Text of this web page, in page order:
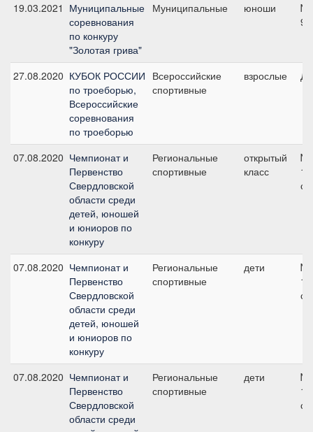
19.03.2021 Муниципальные
соревнования
по конкуру
"Золотая грива"
Муниципальные юноши
27.08.2020 КУБОК РОССИИ
по троеборью,
Всероссийские
соревнования
по троеборью
Всероссийские
спортивные
взрослые
07.08.2020 Чемпионат и
Первенство
Свердловской
области среди
детей, юношей
и юниоров по
конкуру
Региональные
спортивные
открытый
класс
см
07.08.2020 Чемпионат и
Первенство
Свердловской
области среди
детей, юношей
и юниоров по
конкуру
Региональные
спортивные
дети
см
07.08.2020 Чемпионат и
Первенство
Свердловской
области среди
Региональные
спортивные
дети
см